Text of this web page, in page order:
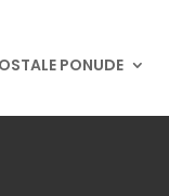
OSTALE PONUDE